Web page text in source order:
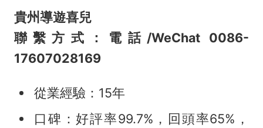
貴州導遊喜兒
聯繫方式：電話/WeChat 0086-
17607028169
從業經驗：15年
口碑：好評率99.7%，回頭率65%，